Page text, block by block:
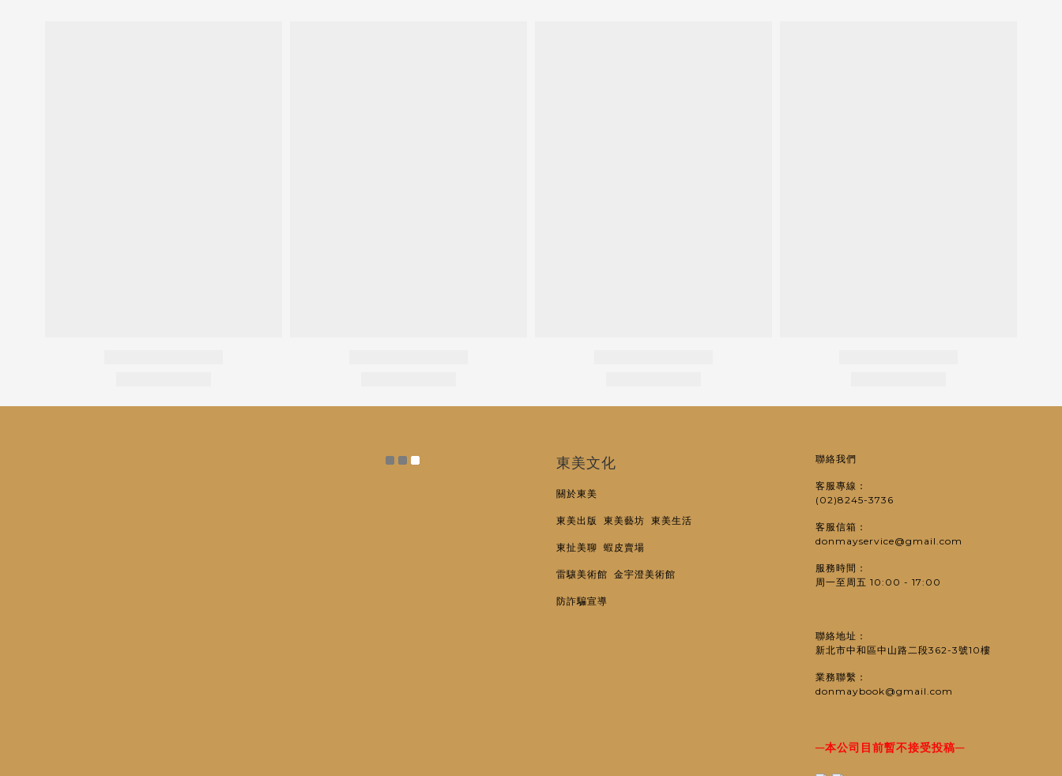
東美文化
關於東美
東美出版 東美藝坊 東美生活
東扯美聊 蝦皮賣場
雷驤美術館 金宇澄美術館
防詐騙宣導
聯絡我們
客服專線：
(02)8245-3736
客服信箱：
donmayservice@gmail.com
服務時間：
周一至周五 10:00 - 17:00
聯絡地址：
新北市中和區中山路二段362-3號10樓
業務聯繫：
donmaybook@gmail.com
─本公司目前暫不接受投稿─